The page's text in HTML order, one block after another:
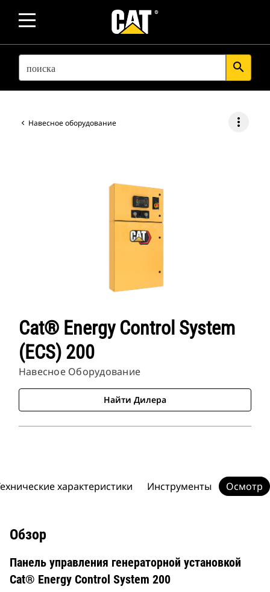
SEARCH search
Навесное оборудование more_vert
Cat® Energy Control System
(ECS) 200
Навесное Оборудование
Найти Дилера
характеристики Инструменты Осмотр
Обзор
Панель управления генераторной установкой
Cat® Energy Control System 200